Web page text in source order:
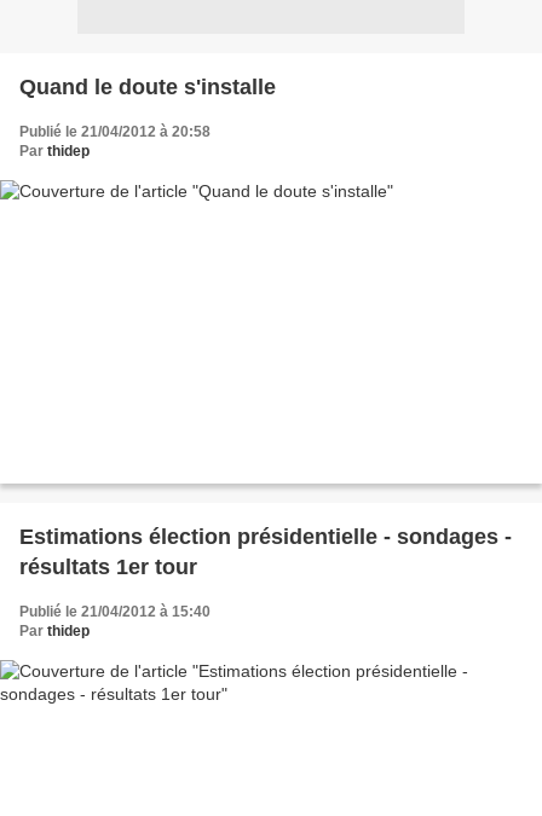
Quand le doute s'installe
Publié le 21/04/2012 à 20:58
Par thidep
Estimations élection présidentielle - sondages -
résultats 1er tour
Publié le 21/04/2012 à 15:40
Par thidep